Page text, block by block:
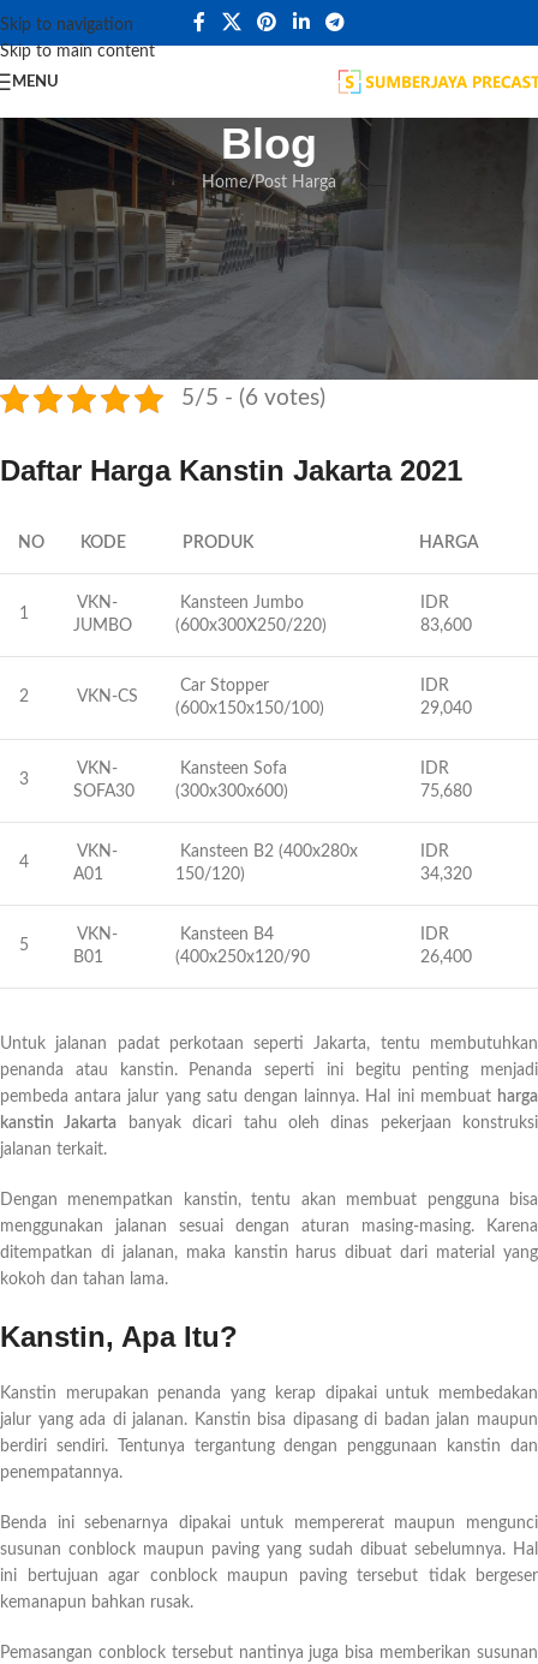
Skip to navigation
Skip to main content
MENU
Blog
Home Post Harga
POST HARGA
Harga Kanstin Jakarta
20 Mei 2021
Posted by
admin
Home » Harga Kanstin Jakarta
20
MEI
5/5 - (6 votes)
Daftar Harga Kanstin Jakarta 2021
NO KODE PRODUK HARGA
1
VKN-
JUMBO
Kansteen Jumbo
(600x300X250/220)
IDR
83,600
2 VKN-CS
Car Stopper
(600x150x150/100)
IDR
29,040
3
VKN-
SOFA30
Kansteen Sofa
(300x300x600)
IDR
75,680
4
VKN-
A01
Kansteen B2 (400x280x
150/120)
IDR
34,320
5
VKN-
B01
Kansteen B4
(400x250x120/90
IDR
26,400
Untuk jalanan padat perkotaan seperti Jakarta, tentu membutuhkan
penanda atau kanstin. Penanda seperti ini begitu penting menjadi
pembeda antara jalur yang satu dengan lainnya. Hal ini membuat harga
kanstin Jakarta banyak dicari tahu oleh dinas pekerjaan konstruksi
jalanan terkait.
Dengan menempatkan kanstin, tentu akan membuat pengguna bisa
menggunakan jalanan sesuai dengan aturan masing-masing. Karena
ditempatkan di jalanan, maka kanstin harus dibuat dari material yang
kokoh dan tahan lama.
Kanstin, Apa Itu?
Kanstin merupakan penanda yang kerap dipakai untuk membedakan
jalur yang ada di jalanan. Kanstin bisa dipasang di badan jalan maupun
berdiri sendiri. Tentunya tergantung dengan penggunaan kanstin dan
penempatannya.
Benda ini sebenarnya dipakai untuk mempererat maupun mengunci
susunan conblock maupun paving yang sudah dibuat sebelumnya. Hal
ini bertujuan agar conblock maupun paving tersebut tidak bergeser
kemanapun bahkan rusak.
Pemasangan conblock tersebut nantinya juga bisa memberikan susunan